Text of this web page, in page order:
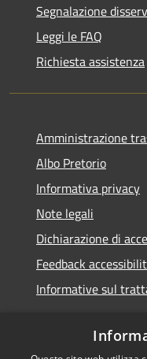
Segnalazione
Leggi le FAQ
Richiesta assistenza
Amministrazione
Albo Pretorio
Informativa privacy
Note legali
Dichiarazione di
Feedback
Informative sul